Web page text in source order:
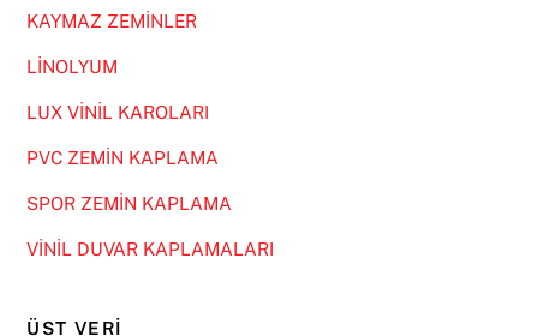
KAYMAZ ZEMİNLER
LİNOLYUM
LUX VİNİL KAROLARI
PVC ZEMİN KAPLAMA
SPOR ZEMİN KAPLAMA
VİNİL DUVAR KAPLAMALARI
ÜST VERI